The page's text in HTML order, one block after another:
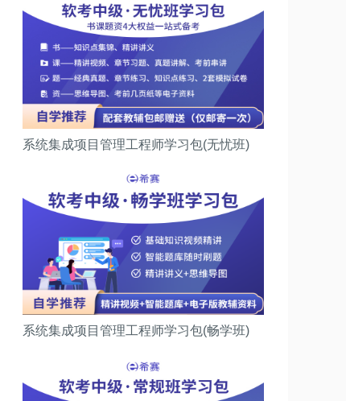
系统集成项目管理工程师学习包(无忧班)
系统集成项目管理工程师学习包(畅学班)